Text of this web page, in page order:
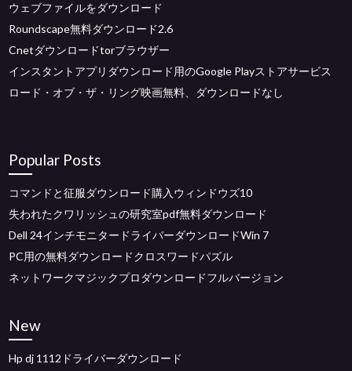
ウェブファイルをダウンロード
Roundscape無料ダウンロード2.6
Cnetダウンロードtorブラウザー
インスタントアプリダウンロード用のGoogle Playストアサービス
ロード・オブ・ザ・リング映画無料、ダウンロードなし
Popular Posts
コマンドと征服ダウンロード購入ウィンドウズ10
失われたクワリッシュの研究室pdf無料ダウンロード
Dell 24インチモニタードライバーダウンロードWin 7
PC用の無料ダウンロードクロスワードパズル
ネットワークマジックプロダウンロードフルバージョン
New
Hp dj 1112ドライバーダウンロード